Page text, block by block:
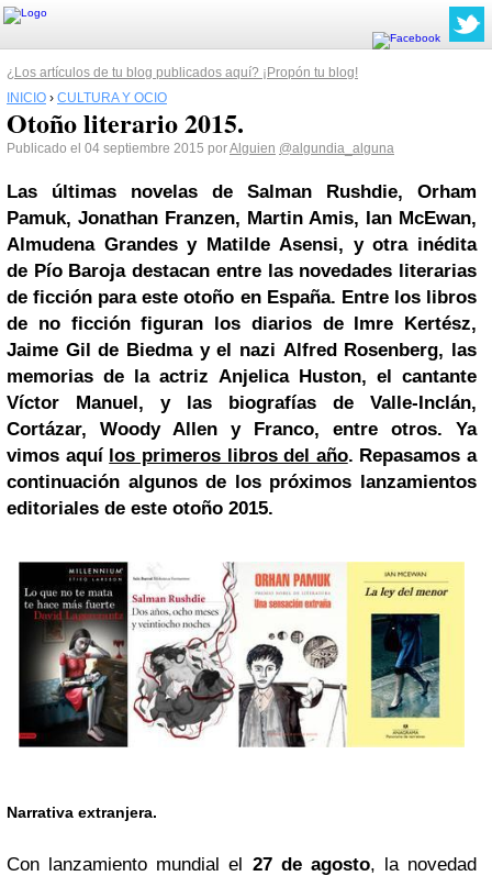
¿Los artículos de tu blog publicados aquí? ¡Propón tu blog!
INICIO › CULTURA Y OCIO
Otoño literario 2015.
Publicado el 04 septiembre 2015 porAlguien @algundia_alguna
Las últimas novelas de Salman Rushdie, Orham
Pamuk, Jonathan Franzen, Martin Amis, Ian McEwan,
Almudena Grandesy Matilde Asensi, y otra inédita
de Pío Baroja destacan entre las novedades literarias
de ficción para este otoño en España. Entre los libros
de no ficción figuran los diarios de Imre Kertész,
Jaime Gil de Biedmay el nazi Alfred Rosenberg, las
memorias de la actriz Anjelica Huston, el cantante
Víctor Manuel, y las biografías de Valle-Inclán,
Cortázar, Woody Allen y Franco, entre otros. Ya
vimos aquí los primeros libros del año. Repasamos a
continuación algunos de los próximos lanzamientos
editoriales de este otoño 2015.
Narrativa extranjera.
Con lanzamiento mundial el 27 de agosto, la novedad